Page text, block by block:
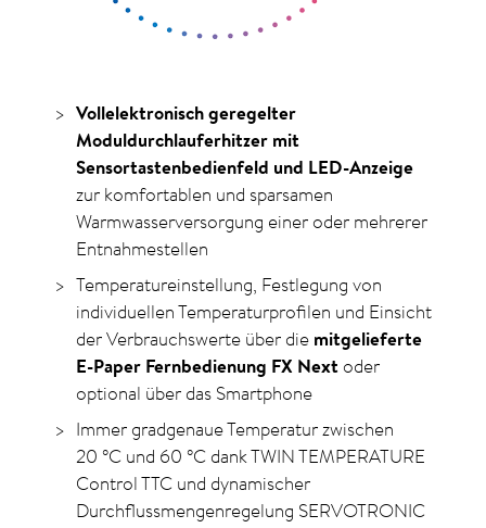
Vollelektronisch geregelter
Moduldurchlauferhitzer mit
Sensortastenbedienfeld und LED-Anzeige
zur komfortablen und sparsamen
Warmwasserversorgung einer oder mehrerer
Entnahmestellen
Temperatureinstellung, Festlegung von
individuellen Temperaturprofilen und Einsicht
der Verbrauchswerte über die mitgelieferte
E-Paper Fernbedienung FX Next oder
optional über das Smartphone
Immer gradgenaue Temperatur zwischen
20 °C und 60 °C dank TWIN TEMPERATURE
Control TTC und dynamischer
Durchflussmengenregelung SERVOTRONIC